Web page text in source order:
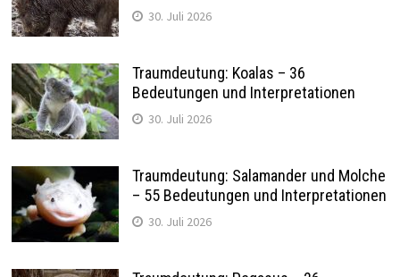
30. Juli 2026
Traumdeutung: Koalas – 36
Bedeutungen und Interpretationen
30. Juli 2026
Traumdeutung: Salamander und Molche
– 55 Bedeutungen und Interpretationen
30. Juli 2026